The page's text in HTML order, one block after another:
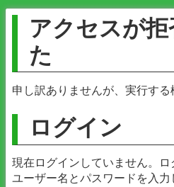
アクセスが
た
申し訳ありませんが、実行する
ログイン
現在ログインしていません。
ユーザー名とパスワードを入